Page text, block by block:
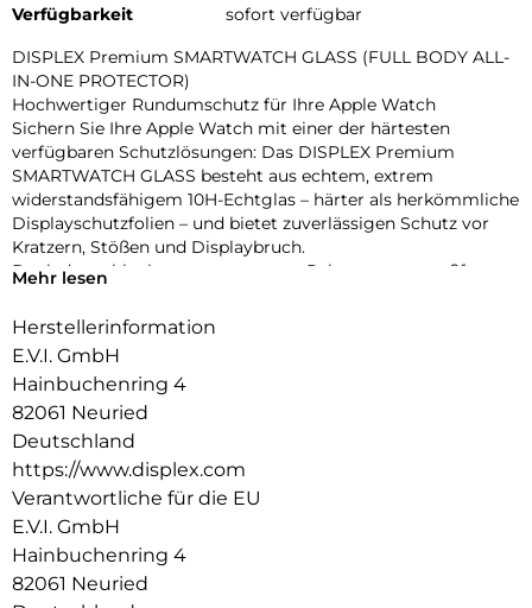
Verfügbarkeit
sofort verfügbar
DISPLEX Premium SMARTWATCH GLASS (FULL BODY ALL-
IN-ONE PROTECTOR)
Hochwertiger Rundumschutz für Ihre Apple Watch
Sichern Sie Ihre Apple Watch mit einer der härtesten
verfügbaren Schutzlösungen: Das DISPLEX Premium
SMARTWATCH GLASS besteht aus echtem, extrem
widerstandsfähigem 10H-Echtglas – härter als herkömmliche
Displayschutzfolien – und bietet zuverlässigen Schutz vor
Kratzern, Stößen und Displaybruch.
Dank des schlanken, transparenten Rahmens aus stoßfestem
gesamte Gehäuse geschützt – ohne aufzutragen oder die
Dichtung sorgt für eine IP68-Zertifizierung, die die Uhr
effektiv vor Wasser und Staub schützt – ideal für sportliche
Aktivitäten, Outdoor-Einsätze und den täglichen Gebrauch.
Eine High-Tech-Anti-Fingerprint-Beschichtung reduziert
Fingerabdrücke und erleichtert die Reinigung, während die
reaktionsschnelle Touch- und Button-Bedienung vollständig
erhalten bleibt. Die Uhr lässt sich zudem komfortabel laden,
ohne den Schutz entfernen zu müssen. Dank Snap-On-
Technologie ist die Montage ebenso einfach wie die
Entfernung – ganz ohne Werkzeug.
Produktvorteile auf einen Blick:
Mehr lesen
Herstellerinformation
E.V.I. GmbH
Hainbuchenring 4
82061 Neuried
Deutschland
https://www.displex.com
Verantwortliche für die EU
E.V.I. GmbH
Hainbuchenring 4
82061 Neuried